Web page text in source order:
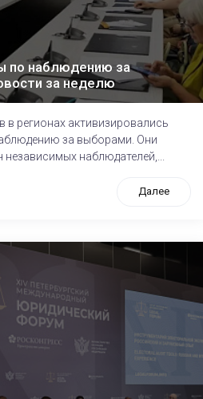
по наблюдению за
за неделю
регионах активизировались
за выборами. Они
наблюдателей,...
Далее